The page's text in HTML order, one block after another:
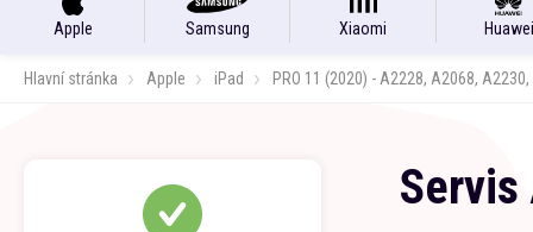
Apple Samsung Xiaomi Huawei
Hlavní stránka Apple iPad PRO 11 (2020) - A2228, A2068,
Servis